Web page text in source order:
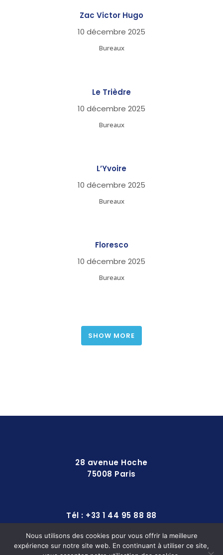
Zac Victor Hugo
10 décembre 2025
Bureaux
Le Trièdre
10 décembre 2025
Bureaux
L’Yvoire
10 décembre 2025
Bureaux
Floresco
10 décembre 2025
Bureaux
SHOW MORE
28 avenue Hoche
75008 Paris
Tél : +33 1 44 95 88 88
Nous utilisons des cookies pour vous offrir la meilleure
expérience sur notre site web. En continuant à utiliser ce site,